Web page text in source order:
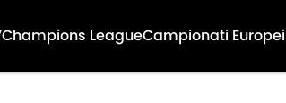
Champions LeagueCampionati Europei